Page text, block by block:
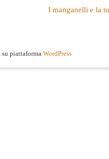
I manganelli e la
su piattaforma WordPress